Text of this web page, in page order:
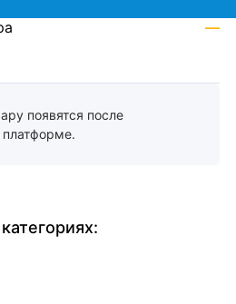
появятся после
платформе.
—